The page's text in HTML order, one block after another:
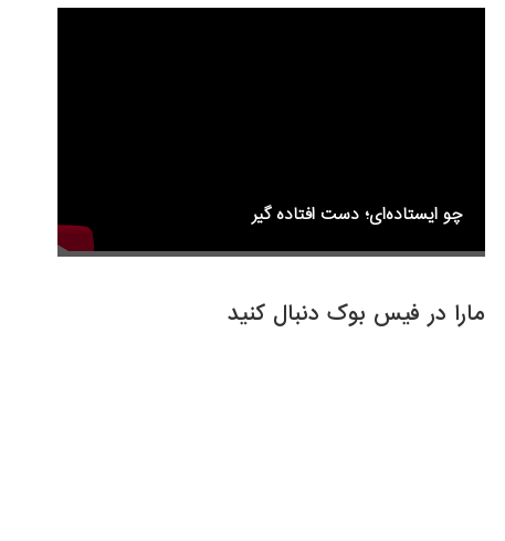
چو ایستاده‌ای؛ دست افتاده گیر
مارا در فیس بوک دنبال کنید